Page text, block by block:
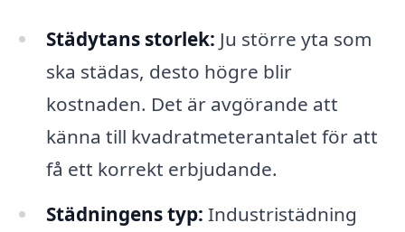
Städytans storlek: Ju större yta som
ska städas, desto högre blir
kostnaden. Det är avgörande att
känna till kvadratmeterantalet för att
få ett korrekt erbjudande.
Städningens typ: Industristädning